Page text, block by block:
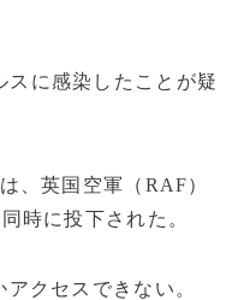
スに感染したことが疑
、英国空軍（RAF）
時に投下された。
クセスできない。